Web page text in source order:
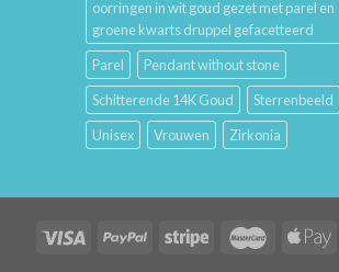
oorringen in wit goud gezet met parel en
groene kwarts druppel gefacetteerd
Parel
Pendant without stone
Schitterende 14K Goud
Sterrenbeeld
Unisex
Vrouwen Zirkonia